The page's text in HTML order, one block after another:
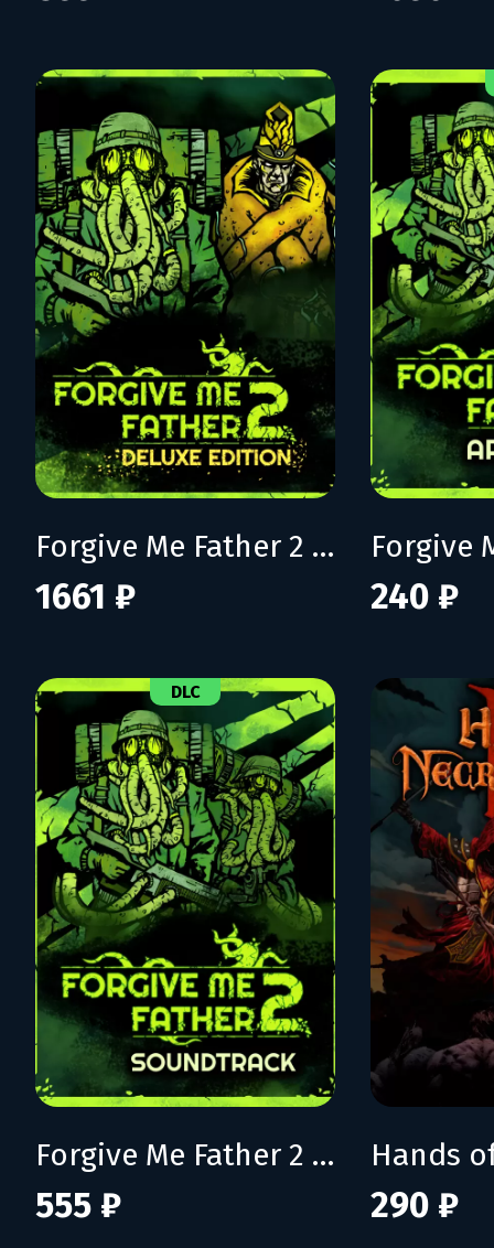
Forgive Me Father 2 - Deluxe Edition
1661 ₽ 240 ₽
DLC
Forgive Me Father 2 - Soundtrack
555 ₽ 290 ₽